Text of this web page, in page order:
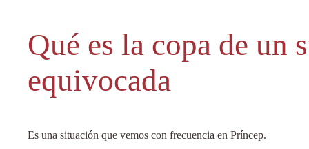
Qué es la copa de un
equivocada
Es una situación que vemos con frecuencia en Príncep.